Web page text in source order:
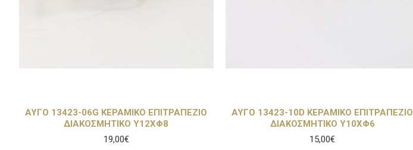
ΑΥΓΟ 13423-06G ΚΕΡΑΜΙΚΟ ΕΠΙΤΡΑΠΕΖΙΟ
ΔΙΑΚΟΣΜΗΤΙΚΟ Υ12ΧΦ8
19,00€
ΑΥΓΟ 13423-10D ΚΕΡΑΜΙΚΟ ΕΠΙΤΡΑΠΕΖΙΟ
ΔΙΑΚΟΣΜΗΤΙΚΟ Υ10ΧΦ6
15,00€